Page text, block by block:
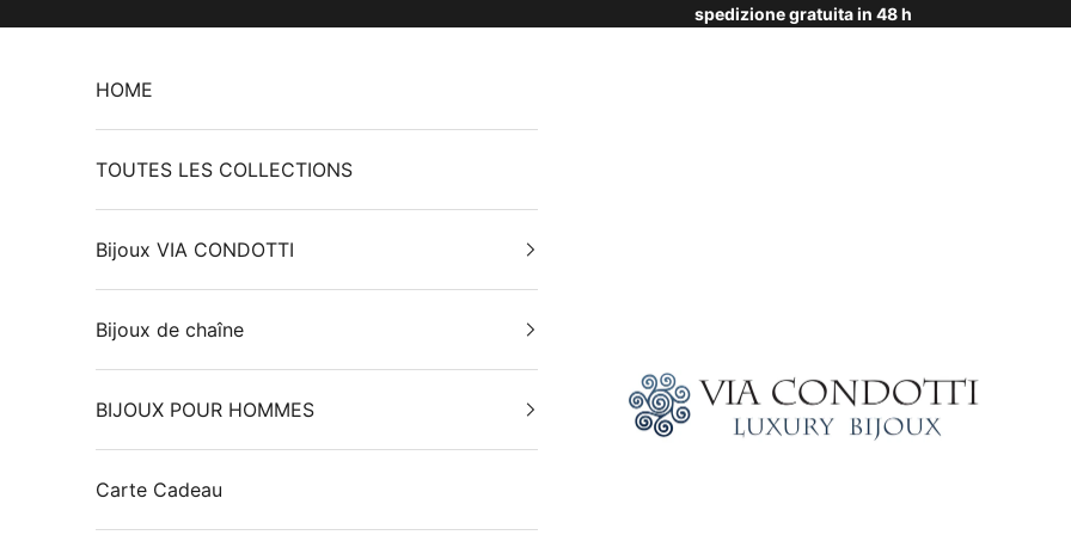
spedizione gratuita in 48 h
Via Condotti Store
HOME
TOUTES LES COLLECTIONS
Bijoux VIA CONDOTTI
Bijoux de chaîne
BIJOUX POUR HOMMES
Carte Cadeau